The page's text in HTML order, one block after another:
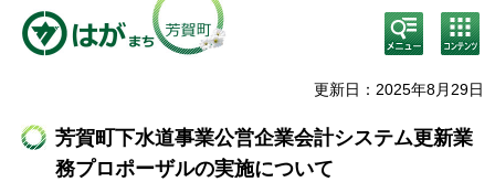
検
索・
メニ
コン
テン
ニュ
更新日：2025年8月29日
芳賀町下水道事業公営企業会計システム更新業
務プロポーザルの実施について